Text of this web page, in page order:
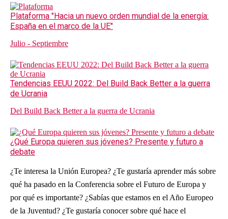
Plataforma "Hacia un nuevo orden mundial de la energía:
España en el marco de la UE"
Julio - Septiembre
Tendencias EEUU 2022: Del Build Back Better a la guerra
de Ucrania
Del Build Back Better a la guerra de Ucrania
¿Qué Europa quieren sus jóvenes? Presente y futuro a
debate
¿Te interesa la Unión Europea? ¿Te gustaría aprender más sobre
qué ha pasado en la Conferencia sobre el Futuro de Europa y
por qué es importante? ¿Sabías que estamos en el Año Europeo
de la Juventud? ¿Te gustaría conocer sobre qué hace el